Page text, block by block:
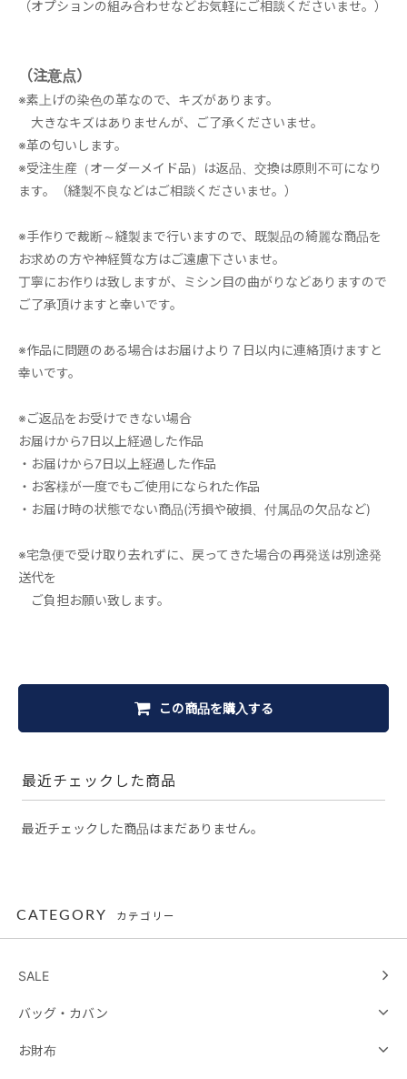
（オプションの組み合わせなどお気軽にご相談くださいませ。）
（注意点）
※素上げの染色の革なので、キズがあります。
大きなキズはありませんが、ご了承くださいませ。
※革の匂いします。
※受注生産（オーダーメイド品）は返品、交換は原則不可になり
ます。（縫製不良などはご相談くださいませ。）
※手作りで裁断～縫製まで行いますので、既製品の綺麗な商品を
お求めの方や神経質な方はご遠慮下さいませ。
丁寧にお作りは致しますが、ミシン目の曲がりなどありますので
ご了承頂けますと幸いです。
※作品に問題のある場合はお届けより７日以内に連絡頂けますと
幸いです。
※ご返品をお受けできない場合
お届けから7日以上経過した作品
・お届けから7日以上経過した作品
・お客様が一度でもご使用になられた作品
・お届け時の状態でない商品(汚損や破損、付属品の欠品など)
※宅急便で受け取り去れずに、戻ってきた場合の再発送は別途発
送代を
ご負担お願い致します。
この商品を購入する
最近チェックした商品
最近チェックした商品はまだありません。
CATEGORY カテゴリー
SALE
バッグ・カバン
お財布